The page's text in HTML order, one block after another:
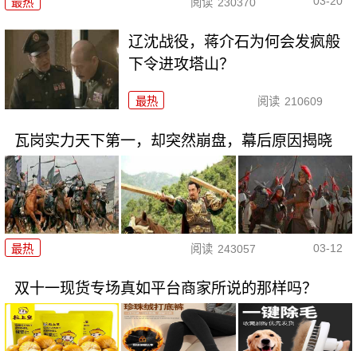
辽沈战役，蒋介石为何会发疯般
下令进攻塔山？
最热 阅读 210609
瓦岗实力天下第一，却突然崩盘，幕后原因揭晓
最热 阅读 243057 03-12
双十一现货专场真如平台商家所说的那样吗？